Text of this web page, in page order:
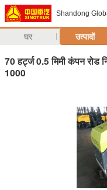
Shandong
घर उत्पादों
70 हर्ट्ज 0.5 मिमी कंपन रोड
1000